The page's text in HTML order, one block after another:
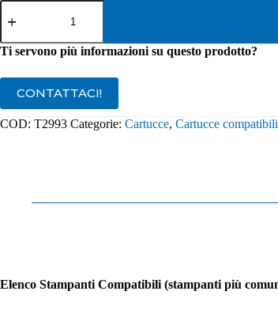
Cartuccia
Compatibile
T2993
Magenta
Ti servono più informazioni su questo prodotto?
CONTATTACI!
COD: T2993 Categorie: Cartucce, Cartucce compatibili
Elenco Stampanti Compatibili (stampanti più